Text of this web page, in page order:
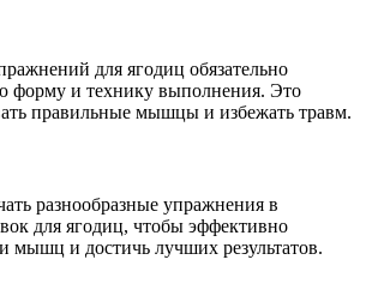
для ягодиц обязательно
форму и технику выполнения. Это
правильные мышцы и избежать травм.
разнообразные упражнения в
для ягодиц, чтобы эффективно
мышц и достичь лучших результатов.